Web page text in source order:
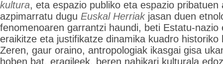
kultura, eta espazio publiko eta espazio pribatuen
azpimarratu dugu Euskal Herriakjasan duen
fenomenoaren garrantzi haundi, beti Estatu-nazio
eraikitze eta justifikatze dinamika kuadro historiko
Zeren, gaur oraino, antropologiak ikasgai gisa
hoben bat, eragileek, beren nahikari kulturala